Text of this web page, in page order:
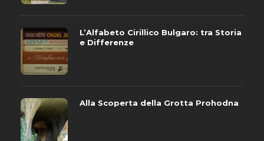
L’Alfabeto Cirillico Bulgaro: tra Storia
e Differenze
Alla Scoperta della Grotta Prohodna